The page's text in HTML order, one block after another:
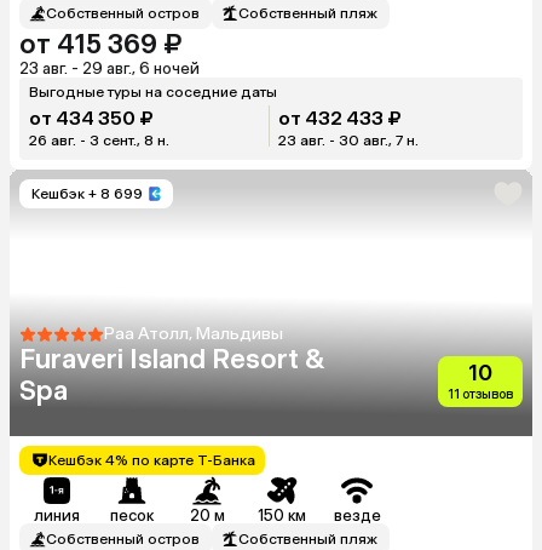
Собственный остров Собственный пляж
от 415 369 ₽
23 авг. - 29 авг., 6 ночей
Выгодные туры на соседние даты
от 434 350 ₽
26 авг. - 3 сент., 8 н.
от 432 433 ₽
23 авг. - 30 авг., 7 н.
Кешбэк + 8 699
Раа Атолл, Мальдивы
Furaveri Island Resort &
Spa
10
11 отзывов
Кешбэк 4% по карте Т-Банка
линия песок 20 м 150 км везде
Собственный остров Собственный пляж